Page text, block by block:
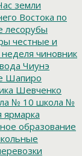
земли
Востока по
лесорубы
честные и
чиновник
Чиунэ
Шапиро
Шевченко
№ 10 школа №
ярмарка
образование